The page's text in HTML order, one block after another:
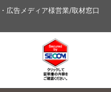
・広告メディア様営業/取材窓口